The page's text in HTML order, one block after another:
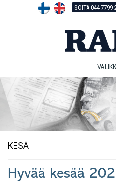
SOITA 044 7799
KESÄ
Hyvää kesää